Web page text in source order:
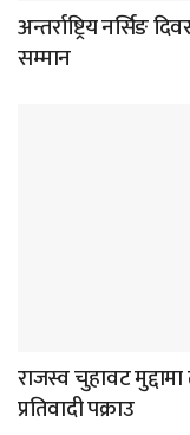
अन्तर्राष्ट्रिय
सम्मान
राजस्व चुहावट
प्रतिवादी पक्राउ